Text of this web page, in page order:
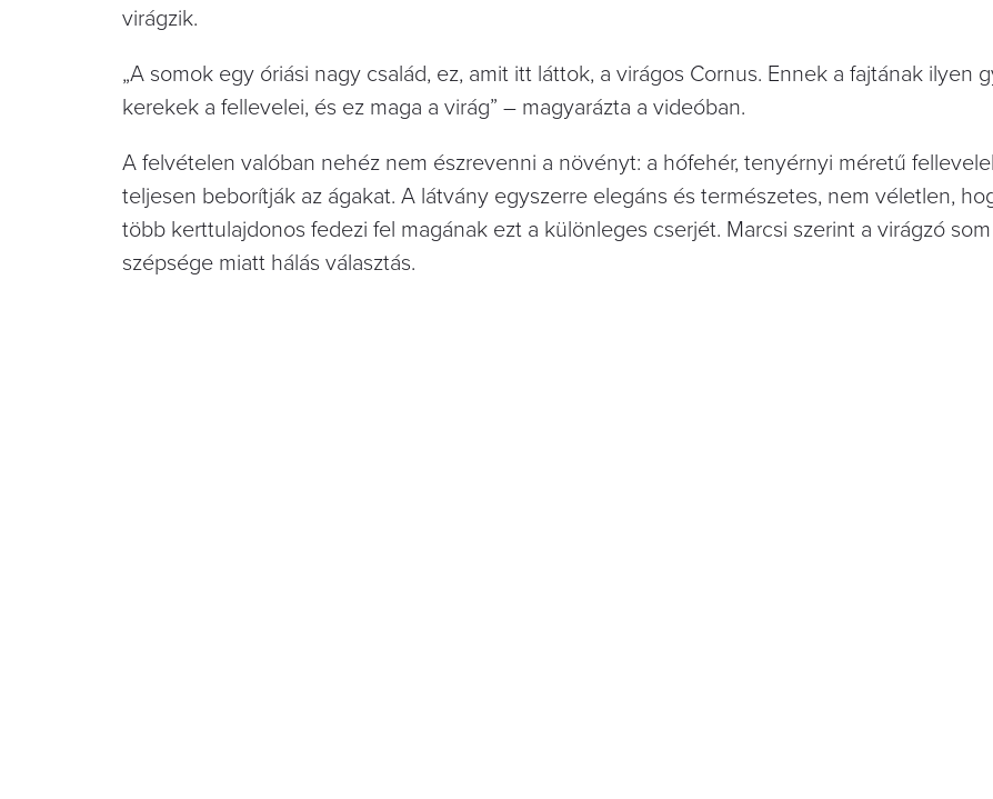
virágzik.
„A somok egy óriási nagy család, ez, amit itt láttok, a virágos Cornus. Ennek a fajtának ilyen
kerekek a fellevelei, és ez maga a virág” – magyarázta a videóban.
A felvételen valóban nehéz nem észrevenni a növényt: a hófehér, tenyérnyi méretű
teljesen beborítják az ágakat. A látvány egyszerre elegáns és természetes, nem véletlen,
több kerttulajdonos fedezi fel magának ezt a különleges cserjét. Marcsi szerint a virágzó
szépsége miatt hálás választás.